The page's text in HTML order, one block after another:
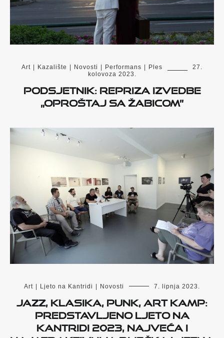
Art | Kazalište | Novosti | Performans | Ples
27.
kolovoza 2023.
Podsjetnik: Repriza izvedbe
„Oproštaj sa Žabicom”
Art | Ljeto na Kantridi | Novosti 7. lipnja 2023.
Jazz, klasika, punk, Art Kamp:
Predstavljeno Ljeto na
Kantridi 2023, najveća i